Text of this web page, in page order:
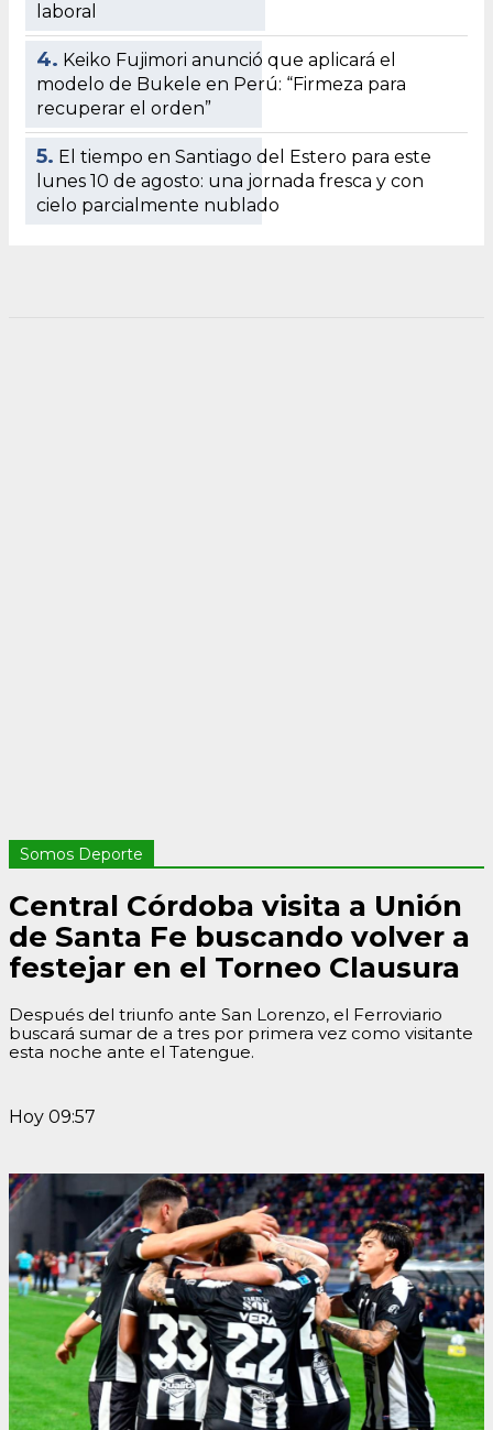
laboral
4. Keiko Fujimori anunció que aplicará el
modelo de Bukele en Perú: “Firmeza para
recuperar el orden”
5. El tiempo en Santiago del Estero para este
lunes 10 de agosto: una jornada fresca y con
cielo parcialmente nublado